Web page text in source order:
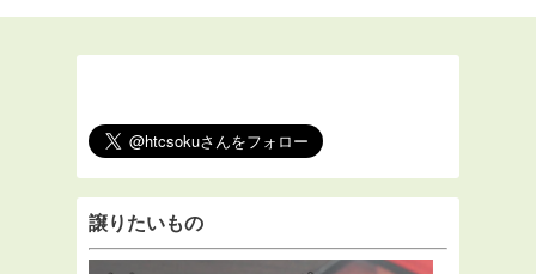
譲りたいもの